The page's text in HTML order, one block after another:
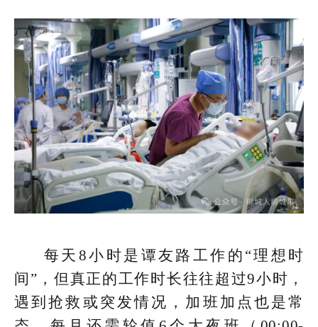
每天8小时是谭友路工作的“理想时
间”，但真正的工作时长往往超过9小时，
遇到抢救或突发情况，加班加点也是常